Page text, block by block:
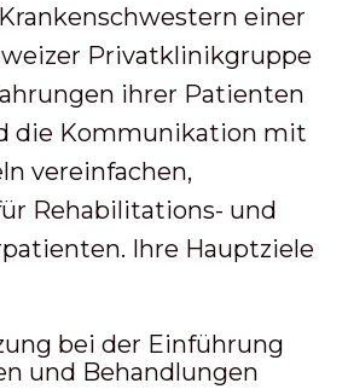
einer
Privatklinikgruppe
ihrer Patienten
die Kommunikation mit
vereinfachen,
Rehabilitations- und
Ihre Hauptziele
bei der Einführung
und Behandlungen